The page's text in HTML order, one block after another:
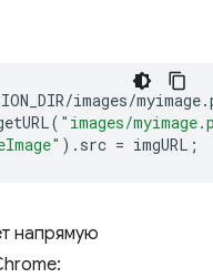
/images/myimage.
( "images/
) . src = imgURL ;
напрямую